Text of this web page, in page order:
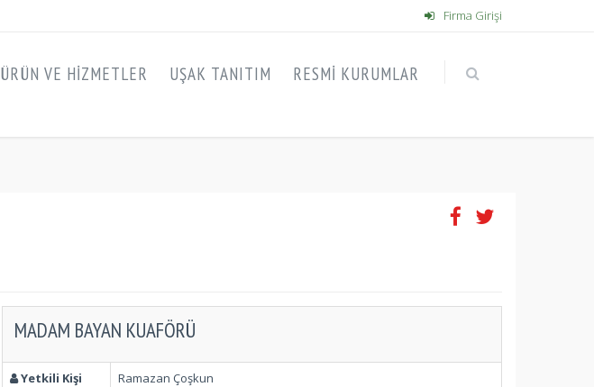
Firma Girişi
ÜRÜN VE HIZMETLER UŞAK TANITIM RESMI KURUMLAR
MADAM BAYAN KUAFÖRÜ
Yetkili Kişi
Ramazan Çoşkun